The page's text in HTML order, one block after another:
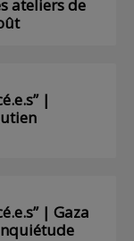
ateliers de
|
| Gaza